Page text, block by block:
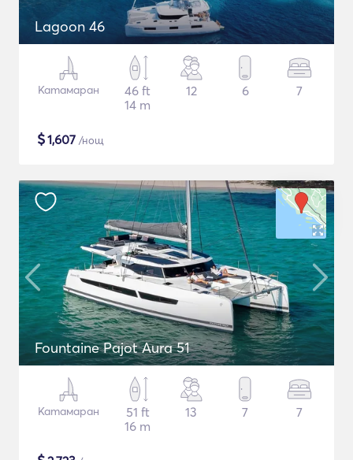
Lagoon 46
Катамаран
46 ft
14 m
12 6 7
$1,607 /нощ
Fountaine Pajot Aura 51
Катамаран
51 ft
16 m
13 7 7